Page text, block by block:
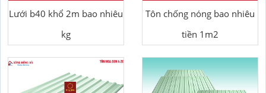
Lưới b40 khổ 2m bao nhiêu
kg
Tôn chống nóng bao nhiêu
tiền 1m2